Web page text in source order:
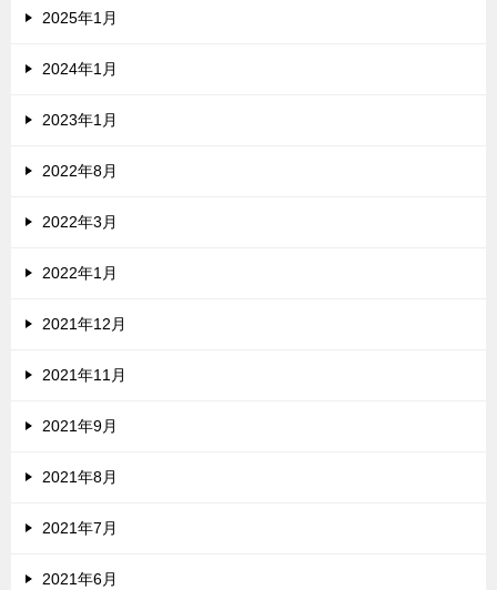
2025年1月
2024年1月
2023年1月
2022年8月
2022年3月
2022年1月
2021年12月
2021年11月
2021年9月
2021年8月
2021年7月
2021年6月